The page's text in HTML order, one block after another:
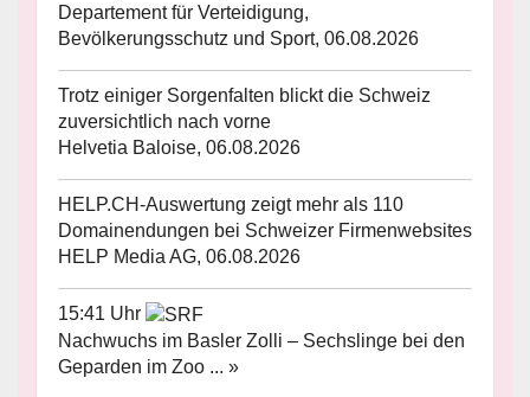
Departement für Verteidigung,
Bevölkerungsschutz und Sport, 06.08.2026
Trotz einiger Sorgenfalten blickt die Schweiz
zuversichtlich nach vorne
Helvetia Baloise, 06.08.2026
HELP.CH-Auswertung zeigt mehr als 110
Domainendungen bei Schweizer Firmenwebsites
HELP Media AG, 06.08.2026
15:41 Uhr
Nachwuchs im Basler Zolli – Sechslinge bei den
Geparden im Zoo ... »